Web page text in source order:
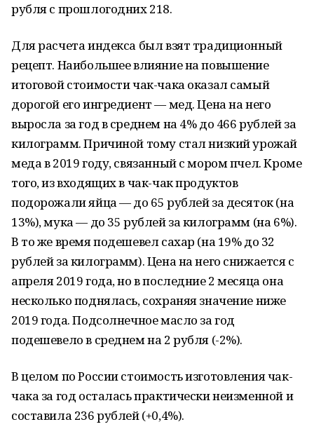
рубля с прошлогодних 218.
Для расчета индекса был взят традиционный
рецепт. Наибольшее влияние на повышение
итоговой стоимости чак-чака оказал самый
дорогой его ингредиент — мед. Цена на него
выросла за год в среднем на 4% до 466 рублей за
килограмм. Причиной тому стал низкий урожай
меда в 2019 году, связанный с мором пчел. Кроме
того, из входящих в чак-чак продуктов
подорожали яйца — до 65 рублей за десяток (на
13%), мука — до 35 рублей за килограмм (на 6%).
В то же время подешевел сахар (на 19% до 32
рублей за килограмм). Цена на него снижается с
апреля 2019 года, но в последние 2 месяца она
несколько поднялась, сохраняя значение ниже
2019 года. Подсолнечное масло за год
подешевело в среднем на 2 рубля (-2%).
В целом по России стоимость изготовления чак-
чака за год осталась практически неизменной и
составила 236 рублей (+0,4%).